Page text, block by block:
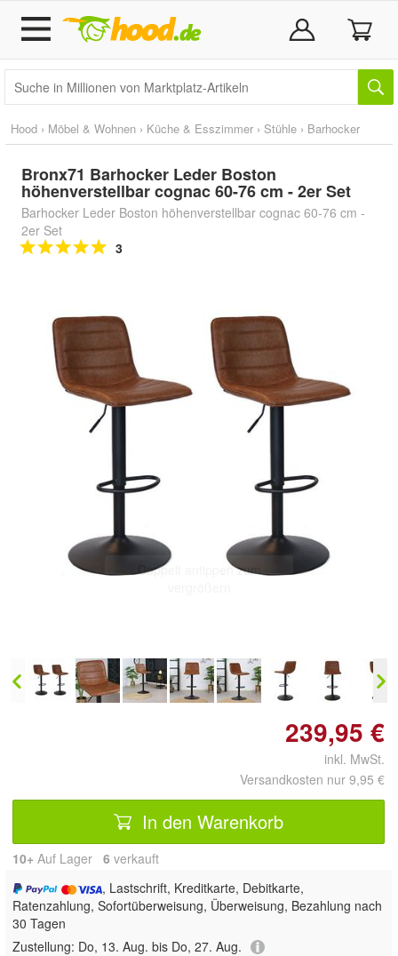
Hood › Möbel & Wohnen › Küche & Esszimmer › Stühle › Barhocker
Bronx71 Barhocker Leder Boston
höhenverstellbar cognac 60-76 cm - 2er Set
Barhocker Leder Boston höhenverstellbar cognac 60-76 cm -
2er Set
3
Doppelt antippen zum
239,95 €
inkl. MwSt.
Versandkosten nur 9,95 €
In den Warenkorb
10+ Auf Lager 6 verkauft
, Lastschrift, Kreditkarte, Debitkarte,
Ratenzahlung, Sofortüberweisung, Überweisung, Bezahlung nach
30 Tagen
Zustellung: Do, 13. Aug. bis Do, 27. Aug.